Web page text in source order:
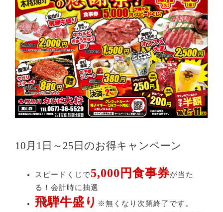
10月1日～25日のお得キャンペーン
スピードくじで5,000円食事券が当た
る！会計時に抽選
飛騨牛盛り ※無くなり次第終了です。